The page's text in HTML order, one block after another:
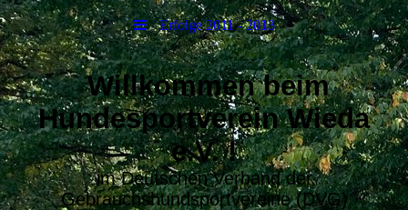
Erfolge 2011 - 2013
Willkommen beim
Hundesportverein Wieda
e.V. !
im Deutschen Verband der
Gebrauchshundsportvereine (DVG)